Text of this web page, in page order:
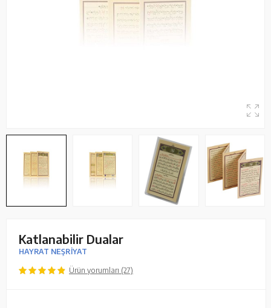
Katlanabilir Dualar
HAYRAT NEŞRİYAT
Ürün yorumları (27)